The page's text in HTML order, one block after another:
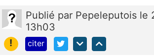
Publié par Pepeleputois le
13h03
!
citer